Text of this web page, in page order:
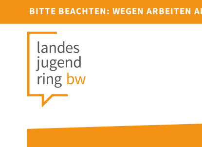
BITTE BEACHTEN: WEGEN ARBEITEN